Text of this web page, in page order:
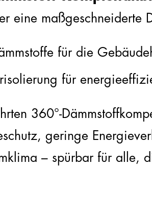
eine maßgeschneiderte
für die
für
360°-
geringe
– spürbar für alle,